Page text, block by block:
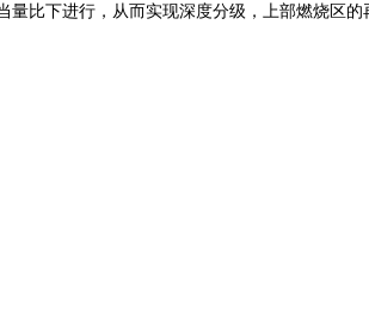
比下进行，从而实现深度分级，上部燃烧区